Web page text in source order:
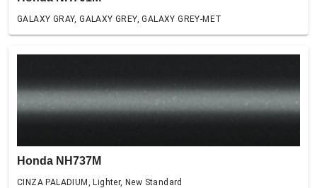
GALAXY GRAY, GALAXY GREY, GALAXY GREY-MET
Honda NH737M
CINZA PALADIUM, Lighter, New Standard